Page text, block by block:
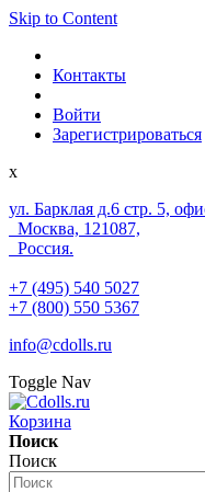
Skip to Content
Контакты
Войти
Зарегистрироваться
x
ул. Барклая д.6 стр. 5,
Москва, 121087,
Россия.
+7 (495) 540 5027
+7 (800) 550 5367
info@cdolls.ru
Toggle Nav
Корзина
Поиск
Поиск